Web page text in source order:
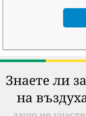
Знаете ли
на